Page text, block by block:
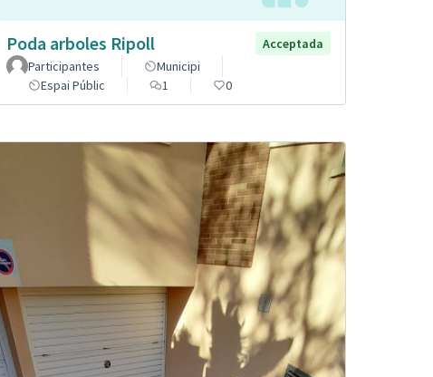
Poda arboles Ripoll
Acceptada
Participantes
Municipi
Espai Públic
1 0